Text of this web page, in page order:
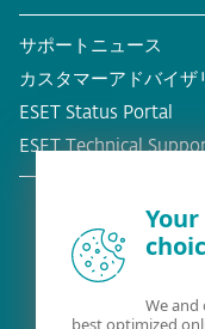
サポートニュース
カスタマーアドバイザ
ESET Status Portal
ESET Technical
We
best optimized